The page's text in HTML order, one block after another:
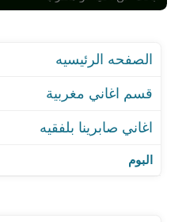
قسم اغاني مغربية
اغاني صابرينا بلفقيه
البوم